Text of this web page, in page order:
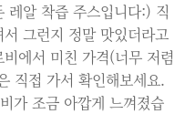
레알 착즙 주스입니다:) 직
그런지 정말 맛있더라고
에서 미친 가격(너무 저렴
직접 가서 확인해보세요.
가 조금 아깝게 느껴졌습